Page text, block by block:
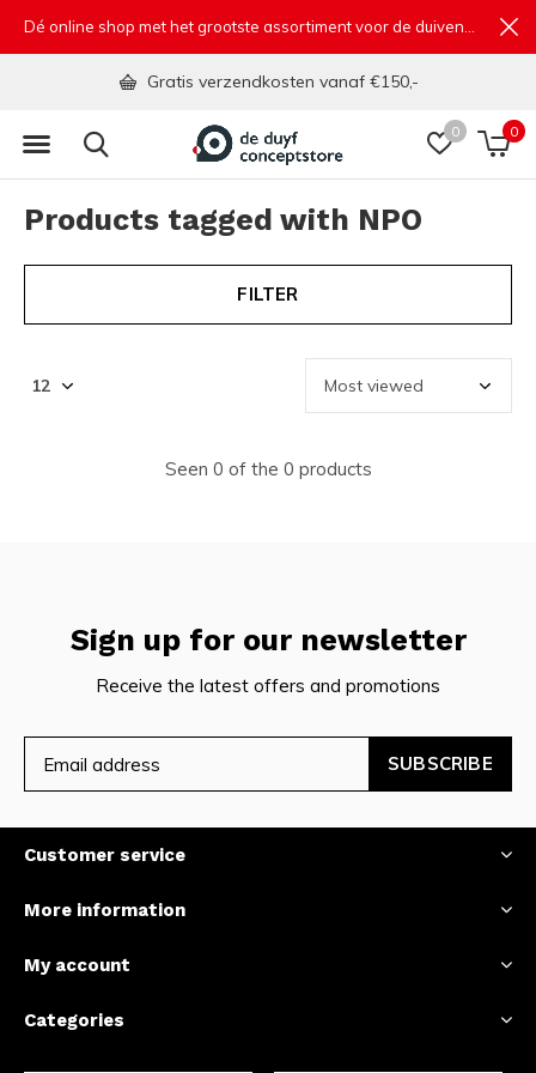
0 0
Gratis verzendkosten vanaf €150,-
Products tagged with NPO
FILTER
Seen 0 of the 0 products
Sign up for our newsletter
Receive the latest offers and promotions
SUBSCRIBE
Customer service
More information
My account
Categories